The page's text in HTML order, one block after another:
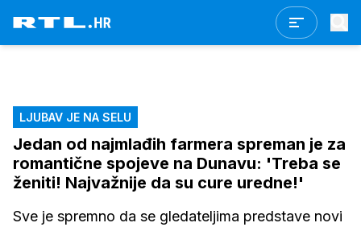
LJUBAV JE NA SELU
Jedan od najmlađih farmera spreman je za
romantične spojeve na Dunavu: 'Treba se
ženiti! Najvažnije da su cure uredne!'
Sve je spremno da se gledateljima predstave novi